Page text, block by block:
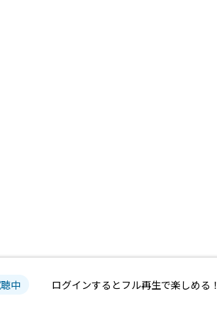
中 ログインするとフル再生で楽しめる！